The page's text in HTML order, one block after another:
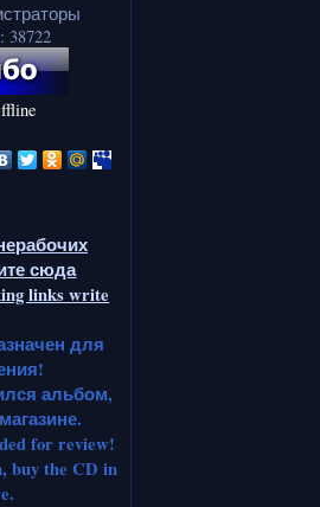
38722
сюда
links write
для
альбом,
for review!
buy the CD in